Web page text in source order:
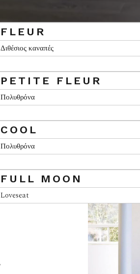
FLEUR
Διθέσιος καναπές
PETITE FLEUR
Πολυθρόνα
COOL
Πολυθρόνα
FULL MOON
Loveseat